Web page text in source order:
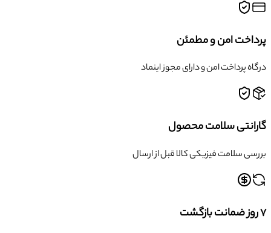
پرداخت امن و مطمئن
درگاه پرداخت امن و دارای مجوز اینماد
گارانتی سلامت محصول
بررسی سلامت فیزیکی کالا قبل از ارسال
۷ روز ضمانت بازگشت